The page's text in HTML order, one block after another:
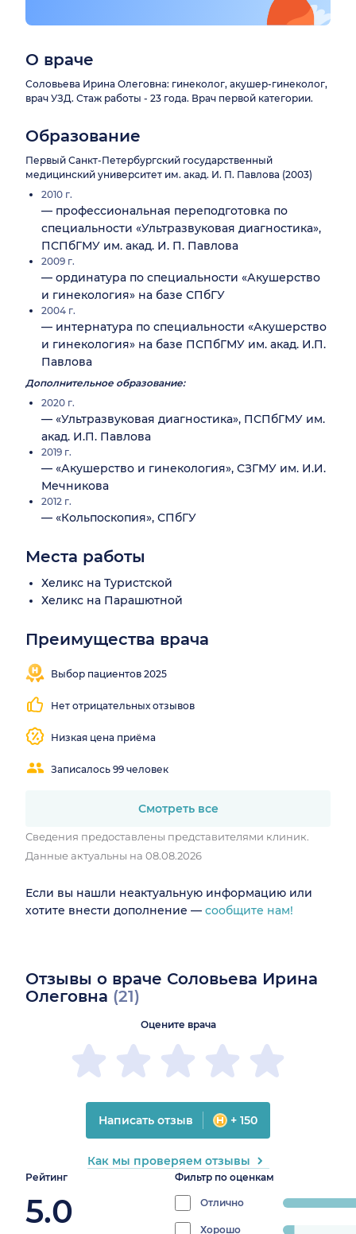
О враче
Соловьева Ирина Олеговна: гинеколог, акушер-гинеколог,
врач УЗД. Стаж работы - 23 года. Врач первой категории.
Образование
Первый Санкт-Петербургский государственный
медицинский университет им. акад. И. П. Павлова (2003)
2010 г.
— профессиональная переподготовка по
специальности «Ультразвуковая диагностика»,
ПСПбГМУ им. акад. И. П. Павлова
2009 г.
— ординатура по специальности «Акушерство
и гинекология» на базе СПбГУ
2004 г.
— интернатура по специальности «Акушерство
и гинекология» на базе ПСПбГМУ им. акад. И.П.
Павлова
Дополнительное образование:
2020 г.
— «Ультразвуковая диагностика», ПСПбГМУ им.
акад. И.П. Павлова
2019 г.
— «Акушерство и гинекология», СЗГМУ им. И.И.
Мечникова
2012 г.
— «Кольпоскопия», СПбГУ
Места работы
Хеликс на Туристской
Хеликс на Парашютной
Преимущества врача
Выбор пациентов 2025
Нет отрицательных отзывов
Низкая цена приёма
Записалось 99 человек
Последняя
вчера
Смотреть все
Сведения предоставлены представителями клиник.
Данные актуальны на 08.08.2026
Если вы нашли неактуальную информацию или
хотите внести дополнение — сообщите нам!
Отзывы о враче Соловьева Ирина
Олеговна (21)
Рейтинг
5.0
Фильтр по оценкам
Отлично
progress:
Хорошо
Оцените врача
Написать отзыв + 150
Как мы проверяем отзывы